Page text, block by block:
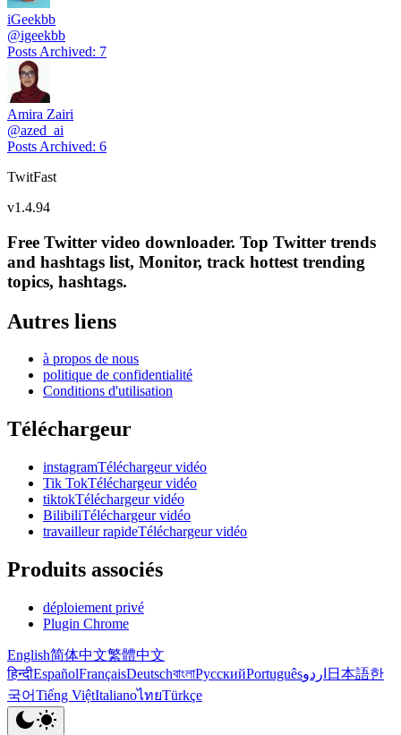
iGeekbb
@igeekbb
Posts Archived: 7
Amira Zairi
@azed_ai
Posts Archived: 6
TwitFast
v1.4.94
Free Twitter video downloader. Top Twitter trends
and hashtags list, Monitor, track hottest trending
topics, hashtags.
Autres liens
à propos de nous
politique de confidentialité
Conditions d'utilisation
Téléchargeur
instagramTéléchargeur vidéo
Tik TokTéléchargeur vidéo
tiktokTéléchargeur vidéo
BilibiliTéléchargeur vidéo
travailleur rapideTéléchargeur vidéo
Produits associés
déploiement privé
Plugin Chrome
English简体中文繁體中文
हिन्दीEspañolFrançaisDeutschবাংলাРусскийPortuguêsاردو 日本語한
국어Tiếng ViệtItalianoไทยTürkçe